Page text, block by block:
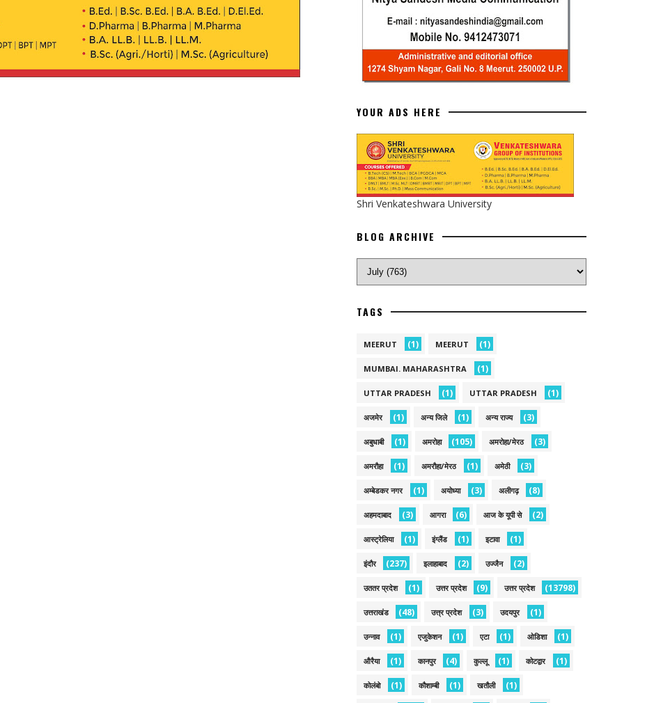
YOUR ADS HERE
Shri Venkateshwara University
BLOG ARCHIVE
TAGS
MEERUT (1) MEERUT (1)
MUMBAI. MAHARASHTRA (1)
UTTAR PRADESH (1) UTTAR PRADESH (1)
अजमेर (1) अन्य जिले (1) अन्य राज्य (3)
अबुधाबी (1) अमरोहा (105) अमरोहा/मेरठ (3)
अमरौहा (1) अमरौहा/मेरठ (1) अमेठी (3)
अम्बेडकर नगर (1) अयोध्या (3) अलीगढ़ (8)
अहमदाबाद (3) आगरा (6) आज के यूपी से (2)
आस्ट्रेलिया (1) इंग्लैंड (1) इटावा (1)
इंदौर (237) इलाहाबाद (2) उज्जैन (2)
उततर प्रदेश (1) उत्तर प्रदेश (9) उत्तर प्रदेश (13798)
उत्तराखंड (48) उत्त्र प्रदेश (3) उदयपुर (1)
उन्नाव (1) एजुकेशन (1) एटा (1) ओडिशा (1)
औरैया (1) कानपुर (4) कुल्लू (1) कोटद्वार (1)
कोलंबो (1) कौशाम्बी (1) खतौली (1)